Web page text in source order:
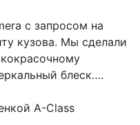
с запросом на
кузова. Мы сделали
блеск….
A-Class